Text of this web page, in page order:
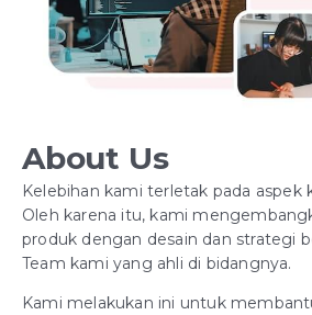
About Us
Kelebihan kami terletak pada aspek
Oleh karena itu, kami
produk dengan desain dan strategi
Team kami yang ahli di bidangnya.
Kami melakukan ini untuk